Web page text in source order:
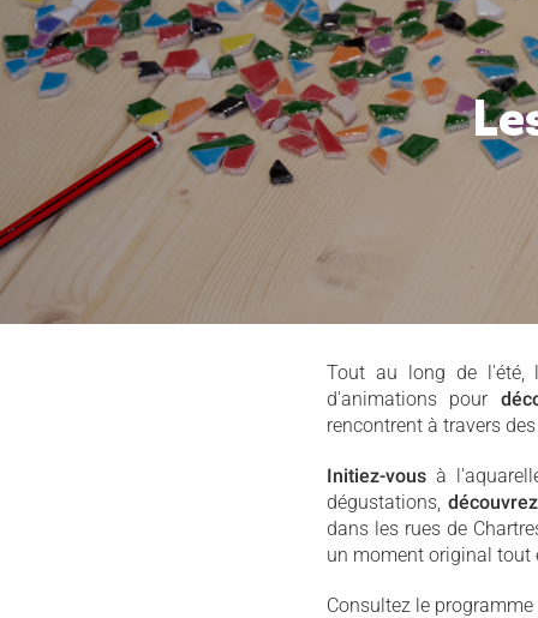
Tout au long de l'été,
d'animations pour
rencontrent à travers
Initiez-vousà
dégustations,
dans les rues de
un moment original tout
Consultez le